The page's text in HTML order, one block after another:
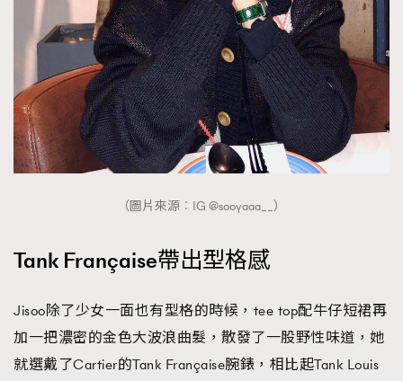
（圖片來源︰IG @sooyaaa__）
Tank Française帶出型格感
Jisoo除了少女一面也有型格的時候，tee top配牛仔短裙再
加一把濃密的金色大波浪曲髮，散發了一股野性味道，她
就選戴了Cartier的Tank Française腕錶，相比起Tank Louis